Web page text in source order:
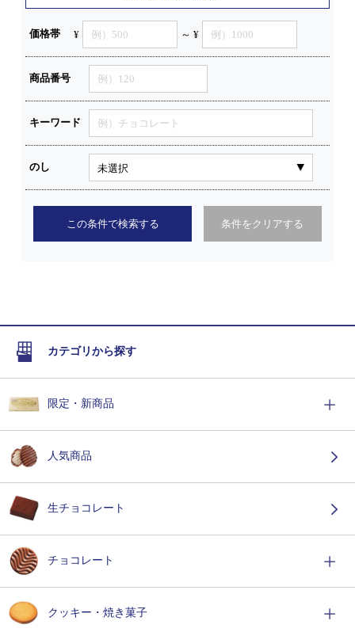
価格帯 ¥ ～ ¥
商品番号
キーワード
のし
この条件で検索する 条件をクリアする
カテゴリから探す
限定・新商品
人気商品
生チョコレート
チョコレート
クッキー・焼き菓子